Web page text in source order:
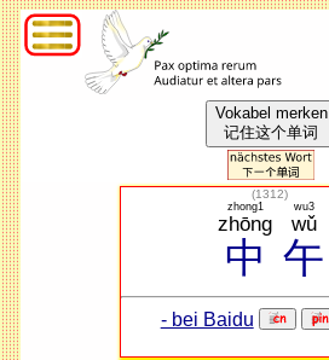
Vokabel merken
记住这个单词
(1312)
中
zhōng
zhong1
午
wǔ
wu3
- bei Baidu